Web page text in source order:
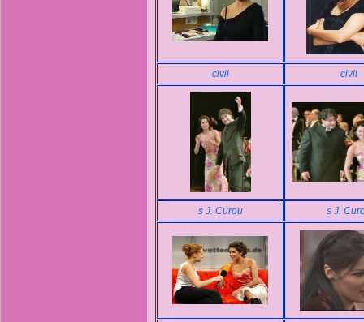
civil civil
s J. Curou s J.